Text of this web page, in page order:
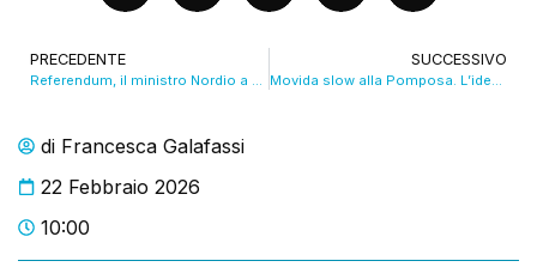
di Francesca Galafassi
22 Febbraio 2026
10:00
PRECEDENTE
Referendum, il ministro Nordio a Modena, per il “no” arriva l’ex pm Gherardo Colombo. VIDEO
SUCCESSIVO
Movida slow alla Pomposa. L’idea di due fratelli. VIDEO